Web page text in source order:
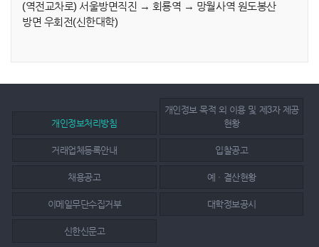
(역전교차로) 서울방면직진 → 회룡역 → 망월사역 원도봉산
방면 우회전(신한대학)
개인정보처리방침
개인정보 목적 외 이용 및 제3자 제공
현황
거래업체등록안내 입찰공고
채용공고 예ㆍ결산현황
이메일무단수집거부 대학정보공시
신한신문고